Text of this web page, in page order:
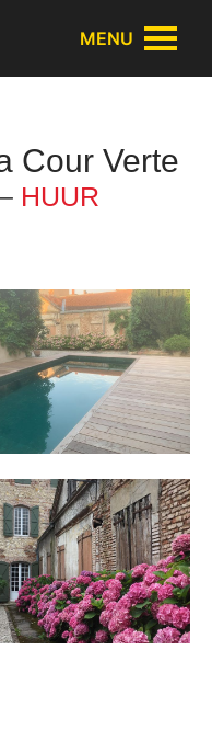
MENU
Cour Verte
HUUR